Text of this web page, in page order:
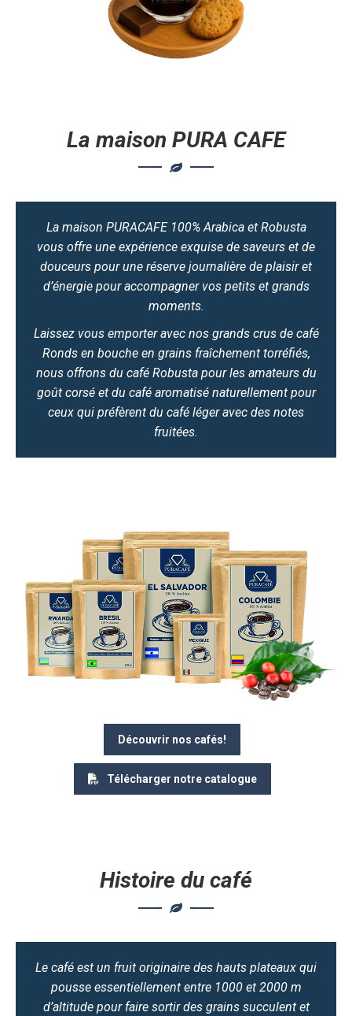
La maison PURA CAFE
La maison PURACAFE 100% Arabica et Robusta
vous offre une expérience exquise de saveurs et de
douceurs pour une réserve journalière de plaisir et
d’énergie pour accompagner vos petits et grands
moments.
Laissez vous emporter avec nos grands crus de café
Ronds en bouche en grains fraîchement torréfiés,
nous offrons du café Robusta pour les amateurs du
goût corsé et du café aromatisé naturellement pour
ceux qui préfèrent du café léger avec des notes
fruitées.
Découvrir nos cafés!
Télécharger notre catalogue
Histoire du café
Le café est un fruit originaire des hauts plateaux qui
pousse essentiellement entre 1000 et 2000 m
d’altitude pour faire sortir des grains succulent et